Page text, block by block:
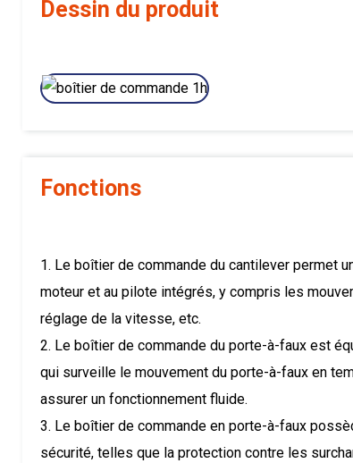
Dessin du produit
Fonctions
1. Le boîtier de commande du cantilever permet
moteur et au pilote intégrés, y compris les
réglage de la vitesse, etc.
2. Le boîtier de commande du porte-à-faux est
qui surveille le mouvement du porte-à-faux en
assurer un fonctionnement fluide.
3. Le boîtier de commande en porte-à-faux
sécurité, telles que la protection contre les